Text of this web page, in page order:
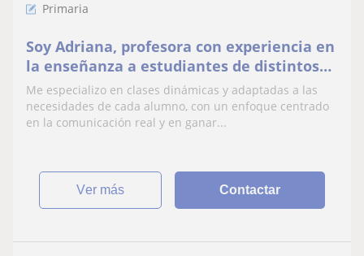
Primaria
Soy Adriana, profesora con experiencia en
la enseñanza a estudiantes de distintos
niveles.
Me especializo en clases dinámicas y adaptadas a las
necesidades de cada alumno, con un enfoque centrado
en la comunicación real y en ganar...
ver más Contactar